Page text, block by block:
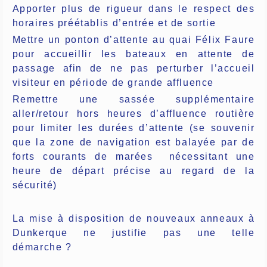
Apporter plus de rigueur dans le respect des
horaires préétablis d’entrée et de sortie
Mettre un ponton d’attente au quai Félix Faure
pour accueillir les bateaux en attente de
passage afin de ne pas perturber l’accueil
visiteur en période de grande affluence
Remettre une sassée supplémentaire
aller/retour hors heures d’affluence routière
pour limiter les durées d’attente (se souvenir
que la zone de navigation est balayée par de
forts courants de marées
nécessitant une
heure de départ précise au regard de la
sécurité)
La mise à disposition de nouveaux anneaux à
Dunkerque ne justifie pas une telle
démarche ?